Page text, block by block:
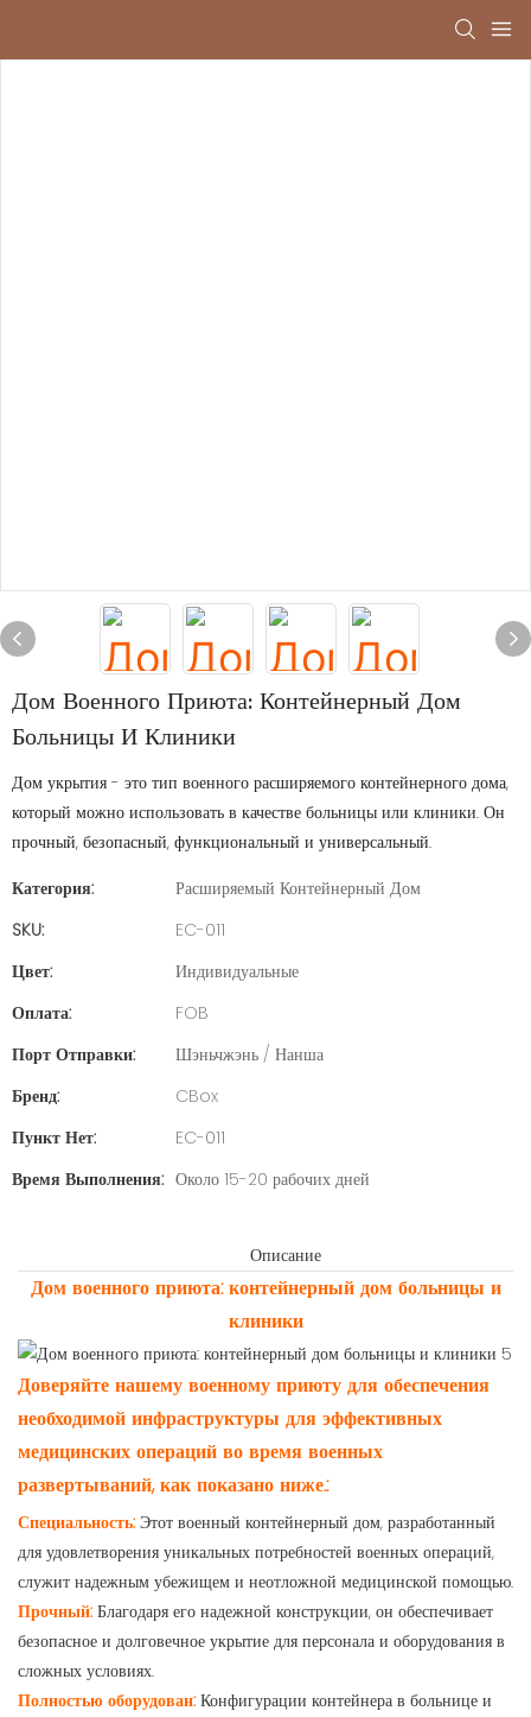
Дом Военного Приюта: Контейнерный Дом
Больницы И Клиники
Дом укрытия - это тип военного расширяемого контейнерного дома,
который можно использовать в качестве больницы или клиники. Он
прочный, безопасный, функциональный и универсальный.
Категория:
Расширяемый Контейнерный Дом
SKU:
EC-011
Цвет:
Индивидуальные
Оплата:
FOB
Порт Отправки:
Шэньчжэнь / Нанша
Бренд:
CBox
Пункт Нет:
EC-011
Время Выполнения: Около 15-20 рабочих дней
Описание
Дом военного приюта: контейнерный дом больницы и
клиники
Доверяйте нашему военному приюту для обеспечения
необходимой инфраструктуры для эффективных
медицинских операций во время военных
развертываний, как показано ниже.:
Специальность: Этот военный контейнерный дом, разработанный
для удовлетворения уникальных потребностей военных операций,
служит надежным убежищем и неотложной медицинской помощью.
Прочный: Благодаря его надежной конструкции, он обеспечивает
безопасное и долговечное укрытие для персонала и оборудования в
сложных условиях.
Полностью оборудован: Конфигурации контейнера в больнице и